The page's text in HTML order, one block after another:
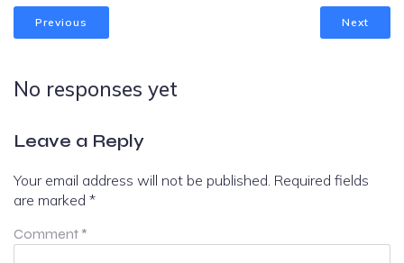
Previous Next
No responses yet
Leave a Reply
Your email address will not be published. Required fields
are marked *
Comment *